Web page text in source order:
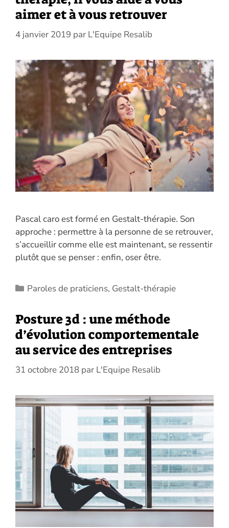
aimer et à vous retrouver
4 janvier 2019 par L'Equipe Resalib
Pascal caro est formé en Gestalt-thérapie. Son
approche : permettre à la personne de se retrouver,
s’accueillir comme elle est maintenant, se ressentir
plutôt que se penser : enfin, oser être.
Catégories
Paroles de praticiens, Gestalt-thérapie
Posture 3d : une méthode
d’évolution comportementale
au service des entreprises
31 octobre 2018 par L'Equipe Resalib